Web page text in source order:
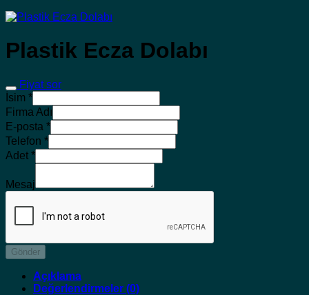
Plastik Ecza Dolabı
Fiyat sor
İsim *
Firma Adı
E-posta *
Telefon *
Adet *
Mesaj
Gönder
Açıklama
Değerlendirmeler (0)